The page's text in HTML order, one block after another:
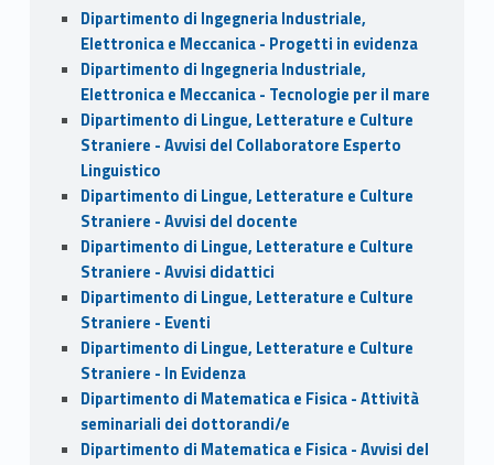
Dipartimento di Ingegneria Industriale,
Elettronica e Meccanica - Progetti in evidenza
Dipartimento di Ingegneria Industriale,
Elettronica e Meccanica - Tecnologie per il mare
Dipartimento di Lingue, Letterature e Culture
Straniere - Avvisi del Collaboratore Esperto
Linguistico
Dipartimento di Lingue, Letterature e Culture
Straniere - Avvisi del docente
Dipartimento di Lingue, Letterature e Culture
Straniere - Avvisi didattici
Dipartimento di Lingue, Letterature e Culture
Straniere - Eventi
Dipartimento di Lingue, Letterature e Culture
Straniere - In Evidenza
Dipartimento di Matematica e Fisica - Attività
seminariali dei dottorandi/e
Dipartimento di Matematica e Fisica - Avvisi del